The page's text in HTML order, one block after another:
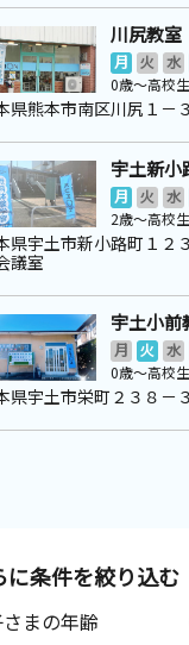
川尻教室
月 火 水
0歳～高校生
県熊本市南区川尻１－
宇土新小
月 火 水
2歳～高校生
県宇土市新小路町１
議室
宇土小前
月 火 水
0歳～高校生
県宇土市栄町２３８－
に条件を絞り込む
まの年齢